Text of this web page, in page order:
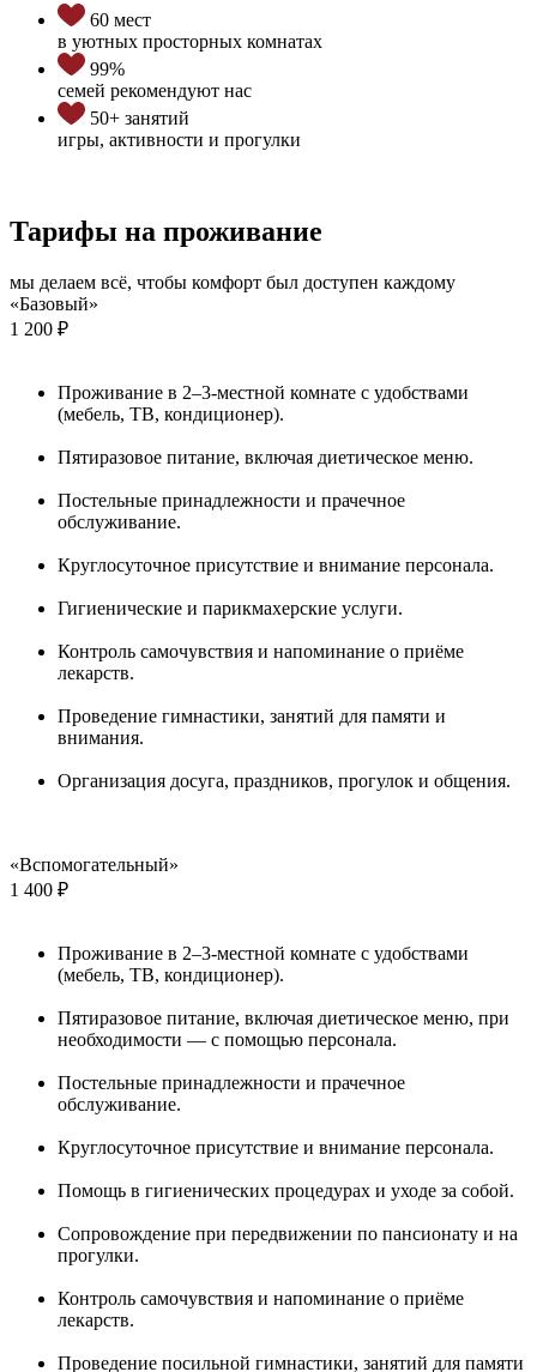
60 мест
в уютных просторных комнатах
99%
семей рекомендуют нас
50+ занятий
игры, активности и прогулки
Тарифы на проживание
мы делаем всё, чтобы комфорт был доступен каждому
«Базовый»
1 200 ₽
Проживание в 2–3-местной комнате с удобствами
(мебель, ТВ, кондиционер).
Пятиразовое питание, включая диетическое меню.
Постельные принадлежности и прачечное
обслуживание.
Круглосуточное присутствие и внимание персонала.
Гигиенические и парикмахерские услуги.
Контроль самочувствия и напоминание о приёме
лекарств.
Проведение гимнастики, занятий для памяти и
внимания.
Организация досуга, праздников, прогулок и общения.
«Вспомогательный»
1 400 ₽
Проживание в 2–3-местной комнате с удобствами
(мебель, ТВ, кондиционер).
Пятиразовое питание, включая диетическое меню, при
необходимости — с помощью персонала.
Постельные принадлежности и прачечное
обслуживание.
Круглосуточное присутствие и внимание персонала.
Помощь в гигиенических процедурах и уходе за собой.
Сопровождение при передвижении по пансионату и на
прогулки.
Контроль самочувствия и напоминание о приёме
лекарств.
Проведение посильной гимнастики, занятий для памяти